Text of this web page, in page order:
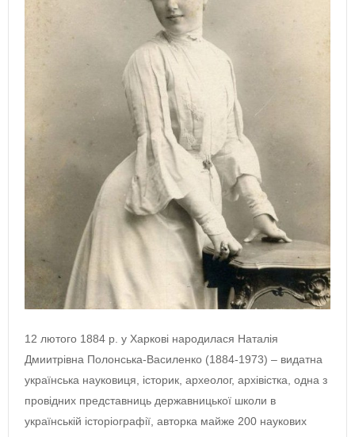
12 лютого 1884 р. у Харкові народилася Наталія
Дмиитрівна Полонська-Василенко (1884-1973) – видатна
українська науковиця, історик, археолог, архівістка, одна з
провідних представниць державницької школи в
українській історіографії, авторка майже 200 наукових